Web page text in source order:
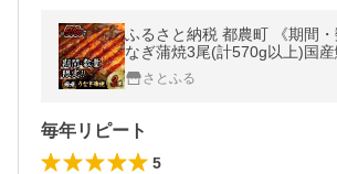
ふるさと納税 都農町 《期間
なぎ蒲焼3尾(計570g以上)国産
んしょう・たれセット)
さとふる
毎年リピート
5